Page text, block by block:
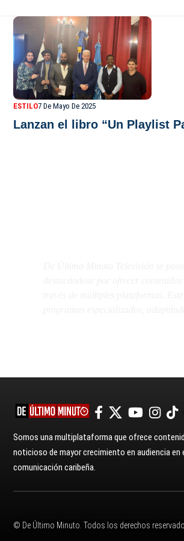
ESTILO7 De Mayo De 2025
Lanzan el libro “Un Playlist
Somos una multiplataforma que ofrece
noticioso de mayor crecimiento en audiencia en
comunicación caribeña.
© De Último Minuto. Todos los derechos